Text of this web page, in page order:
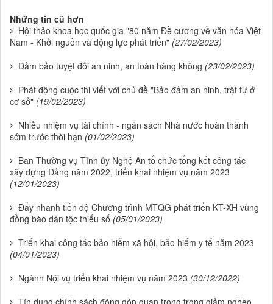
Những tin cũ hơn
Hội thảo khoa học quốc gia "80 năm Đề cương về văn hóa Việt
Nam - Khởi nguồn và động lực phát triển" (27/02/2023)
Đảm bảo tuyệt đối an ninh, an toàn hàng không (23/02/2023)
Phát động cuộc thi viết với chủ đề "Bảo đảm an ninh, trật tự ở
cơ sở" (19/02/2023)
Nhiều nhiệm vụ tài chính - ngân sách Nhà nước hoàn thành
sớm trước thời hạn (01/02/2023)
Ban Thường vụ Tỉnh ủy Nghệ An tổ chức tổng kết công tác
xây dựng Đảng năm 2022, triển khai nhiệm vụ năm 2023
(12/01/2023)
Đẩy nhanh tiến độ Chương trình MTQG phát triển KT-XH vùng
đồng bào dân tộc thiểu số (05/01/2023)
Triển khai công tác bảo hiểm xã hội, bảo hiểm y tế năm 2023
(04/01/2023)
Ngành Nội vụ triển khai nhiệm vụ năm 2023 (30/12/2022)
Tín dụng chính sách đóng góp quan trọng trong giảm nghèo